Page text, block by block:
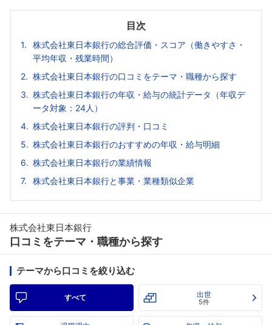
目次
株式会社東日本銀行の総合評価・スコア（働きやすさ・
平均年収・残業時間）
株式会社東日本銀行の口コミをテーマ・職種から探す
株式会社東日本銀行の年収・給与の統計データ（年収デ
ータ対象：24人）
株式会社東日本銀行の評判・口コミ
株式会社東日本銀行のおすすめの年収・給与明細
株式会社東日本銀行の業績情報
株式会社東日本銀行と事業・業種類似企業
株式会社東日本銀行
口コミをテーマ・職種から探す
テーマから口コミを絞り込む
すべて 出世
5件